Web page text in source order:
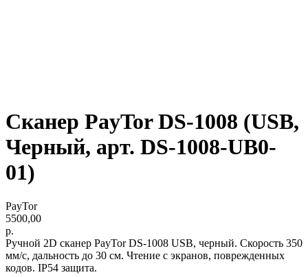
Сканер PayTor DS-1008 (USB,
Черный, арт. DS-1008-UB0-
01)
PayTor
5500,00
р.
Ручной 2D сканер PayTor DS-1008 USB, черный. Скорость 350
мм/с, дальность до 30 см. Чтение с экранов, поврежденных
кодов. IP54 защита.